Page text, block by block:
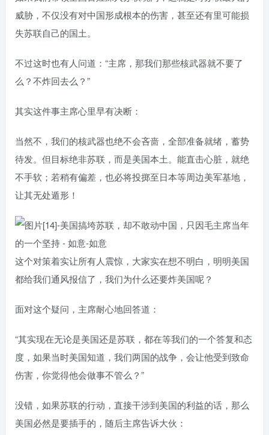
威胁，不仅没有对中国形成根本的伤害，甚至还有里可能损
失苏联自己的国土。
不过这时也有人问道：“主席，那我们那些核武器就不要了
么？不炸回去么？”
其实这件事主席心里早有决断：
当然不，我们的核武器也绝不会吝啬，全部准备就绪，蓄势
待发。但目标绝非苏联，而是美国本土。能直击心脏，就绝
不手软；若稍有偏差，也必将投掷至日本等周边美军基地，
让其无处遁形！
这个对策着实让所有人震惊，大家实在想不明白，明明美国
都给我们通风报信了，我们为什么还要炸美国呢？
面对这个疑问，主席耐心地回答道：
“其实现在无论是美国还是苏联，都在等我们的一个答复和态
度，如果当时美国知道，我们两国的战争，会让他受到致命
伤害，你觉得他会做事不管么？”
没错，如果苏联的行动，直接干涉到美国的利益的话，那么
美国必然是要插手的，随后主席告诉大伙：